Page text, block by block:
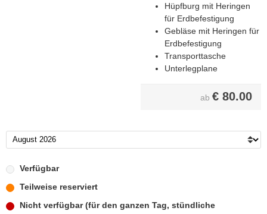
Hüpfburg mit Heringen
für Erdbefestigung
Gebläse mit Heringen für
Erdbefestigung
Transporttasche
Unterlegplane
ab € 80.00
Verfügbar
Teilweise reserviert
Nicht verfügbar (für den ganzen Tag, stündliche